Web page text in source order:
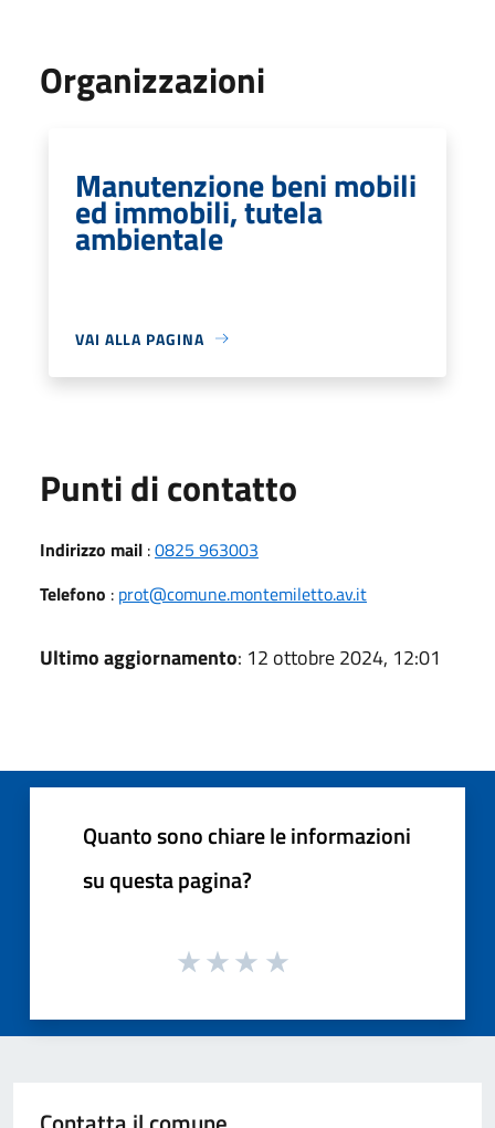
Organizzazioni
Manutenzione beni mobili
ed immobili, tutela
ambientale
VAI ALLA PAGINA
Punti di contatto
Indirizzo mail :0825 963003
Telefono : prot@comune.montemiletto.av.it
Ultimo aggiornamento: 12 ottobre 2024, 12:01
Quanto sono chiare le informazioni
su questa pagina?